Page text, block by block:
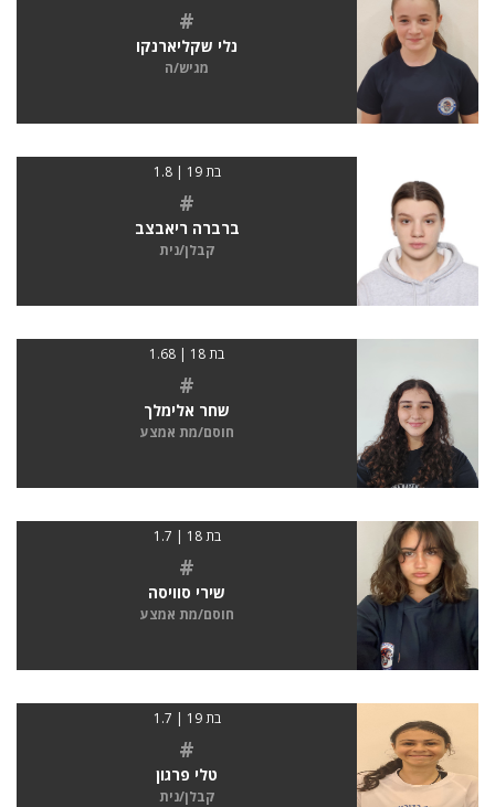
#
נלי שקליארנקו
מגיש/ה
בת 19 | 1.8
#
ברברה ריאבצב
קבלן/נית
בת 18 | 1.68
#
שחר אלימלך
חוסם/מת אמצע
בת 18 | 1.7
#
שירי סוויסה
חוסם/מת אמצע
בת 19 | 1.7
#
טלי פרגון
קבלן/נית